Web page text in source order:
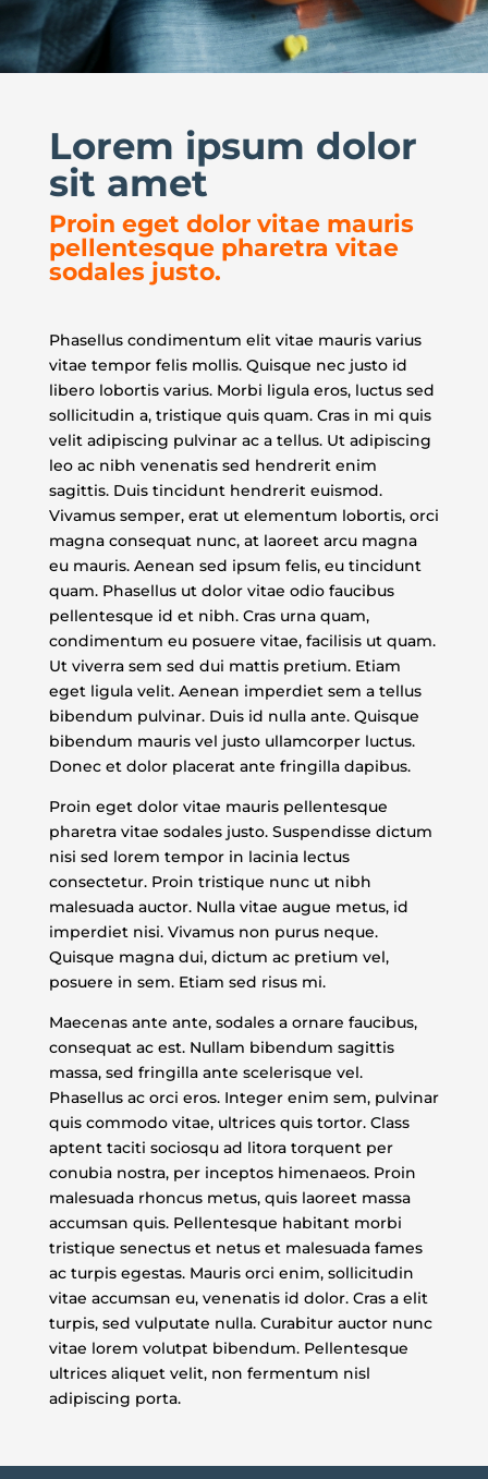
Lorem ipsum dolor
sit amet
Proin eget dolor vitae mauris
pellentesque pharetra vitae
sodales justo.
Phasellus condimentum elit vitae mauris varius
vitae tempor felis mollis. Quisque nec justo id
libero lobortis varius. Morbi ligula eros, luctus sed
sollicitudin a, tristique quis quam. Cras in mi quis
velit adipiscing pulvinar ac a tellus. Ut adipiscing
leo ac nibh venenatis sed hendrerit enim
sagittis. Duis tincidunt hendrerit euismod.
Vivamus semper, erat ut elementum lobortis, orci
magna consequat nunc, at laoreet arcu magna
eu mauris. Aenean sed ipsum felis, eu tincidunt
quam. Phasellus ut dolor vitae odio faucibus
pellentesque id et nibh. Cras urna quam,
condimentum eu posuere vitae, facilisis ut quam.
Ut viverra sem sed dui mattis pretium. Etiam
eget ligula velit. Aenean imperdiet sem a tellus
bibendum pulvinar. Duis id nulla ante. Quisque
bibendum mauris vel justo ullamcorper luctus.
Donec et dolor placerat ante fringilla dapibus.
Proin eget dolor vitae mauris pellentesque
pharetra vitae sodales justo. Suspendisse dictum
nisi sed lorem tempor in lacinia lectus
consectetur. Proin tristique nunc ut nibh
malesuada auctor. Nulla vitae augue metus, id
imperdiet nisi. Vivamus non purus neque.
Quisque magna dui, dictum ac pretium vel,
posuere in sem. Etiam sed risus mi.
Maecenas ante ante, sodales a ornare faucibus,
consequat ac est. Nullam bibendum sagittis
massa, sed fringilla ante scelerisque vel.
Phasellus ac orci eros. Integer enim sem, pulvinar
quis commodo vitae, ultrices quis tortor. Class
aptent taciti sociosqu ad litora torquent per
conubia nostra, per inceptos himenaeos. Proin
malesuada rhoncus metus, quis laoreet massa
accumsan quis. Pellentesque habitant morbi
tristique senectus et netus et malesuada fames
ac turpis egestas. Mauris orci enim, sollicitudin
vitae accumsan eu, venenatis id dolor. Cras a elit
turpis, sed vulputate nulla. Curabitur auctor nunc
vitae lorem volutpat bibendum. Pellentesque
ultrices aliquet velit, non fermentum nisl
adipiscing porta.